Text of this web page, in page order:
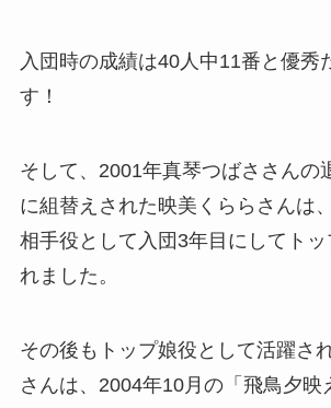
入団時の成績は40人中11番と優秀
す！
そして、2001年真琴つばささんの
に組替えされた映美くららさんは
相手役として入団3年目にしてトッ
れました。
その後もトップ娘役として活躍さ
さんは、2004年10月の「飛鳥夕映